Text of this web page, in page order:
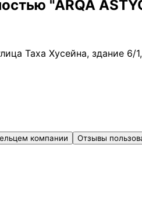
"ARQA
Таха Хусейна, здание 6/
компании
Отзывы